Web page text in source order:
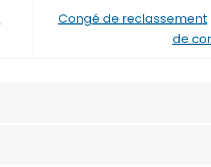
Congé de reclassement
de